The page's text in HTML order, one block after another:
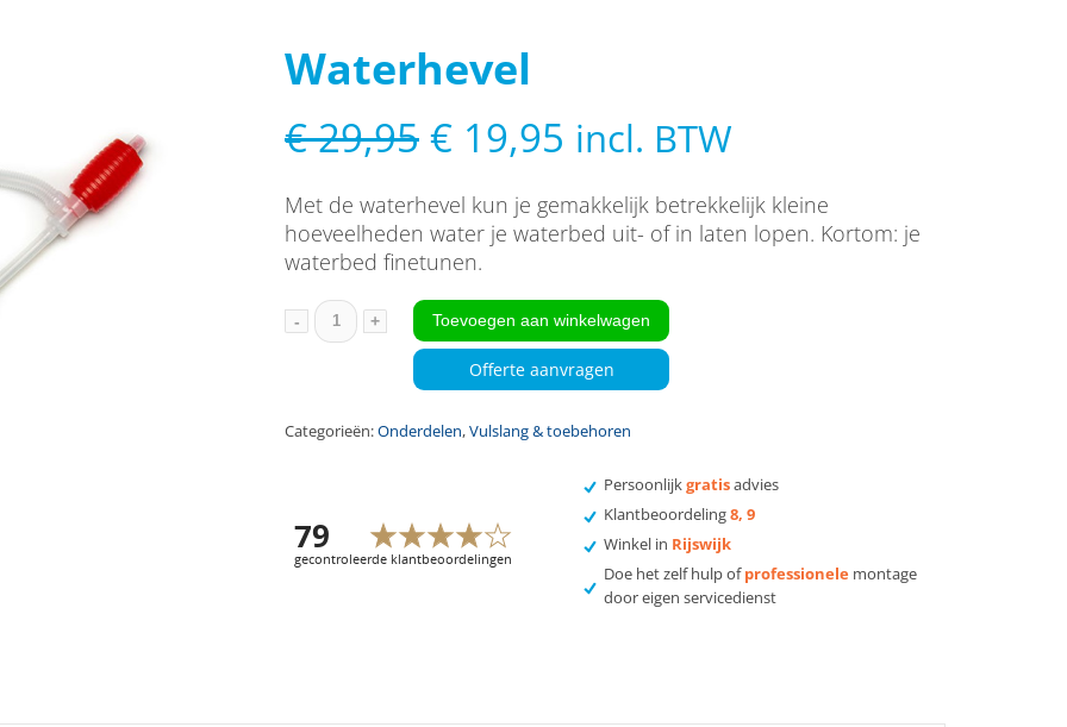
Waterhevel
€29,95 prijs
€ 19,95
prijs
incl. BTW
Met de waterhevel kun je gemakkelijk betrekkelijk kleine
hoeveelheden water je waterbed uit- of in laten lopen. Kortom: je
waterbed finetunen.
Waterhevel
Toevoegen aan winkelwagen
Offerte aanvragen
Categorieën:Onderdelen,Vulslang & toebehoren
Persoonlijkgratisadvies
Klantbeoordeling8, 9
Winkel in Rijswijk
Doe het zelf hulp ofprofessionelemontage
door eigen servicedienst